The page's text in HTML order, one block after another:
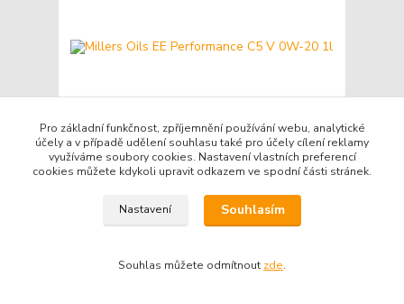
Millers Oils EE Performance C5 V 0W-20 1l
bez DPH Skladem
Přidat do košíku
Pro základní funkčnost, zpříjemnění používání webu, analytické
účely a v případě udělení souhlasu také pro účely cílení reklamy
využíváme soubory cookies. Nastavení vlastních preferencí
cookies můžete kdykoli upravit odkazem ve spodní části stránek.
Nastavení Souhlasím
Souhlas můžete odmítnout zde.